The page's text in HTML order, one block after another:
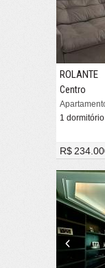
ROLANTE
Centro
1 dormitório
R$